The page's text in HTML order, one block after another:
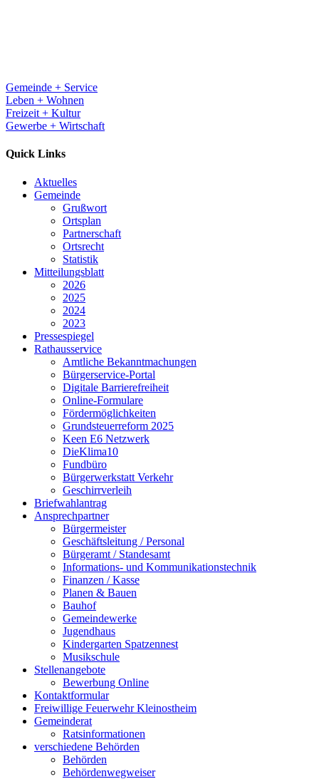
Gemeinde + Service
Leben + Wohnen
Freizeit + Kultur
Gewerbe + Wirtschaft
Quick Links
Aktuelles
Gemeinde
Grußwort
Ortsplan
Partnerschaft
Ortsrecht
Statistik
Mitteilungsblatt
2026
2025
2024
2023
Pressespiegel
Rathausservice
Amtliche Bekanntmachungen
Bürgerservice-Portal
Digitale Barrierefreiheit
Online-Formulare
Fördermöglichkeiten
Grundsteuerreform 2025
Keen E6 Netzwerk
DieKlima10
Fundbüro
Bürgerwerkstatt Verkehr
Geschirrverleih
Briefwahlantrag
Ansprechpartner
Bürgermeister
Geschäftsleitung / Personal
Bürgeramt / Standesamt
Informations- und Kommunikationstechnik
Finanzen / Kasse
Planen & Bauen
Bauhof
Gemeindewerke
Jugendhaus
Kindergarten Spatzennest
Musikschule
Stellenangebote
Bewerbung Online
Kontaktformular
Freiwillige Feuerwehr Kleinostheim
Gemeinderat
Ratsinformationen
verschiedene Behörden
Behörden
Behördenwegweiser